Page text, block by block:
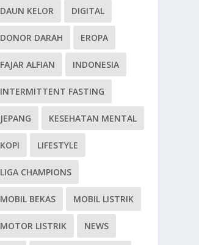
DAUN KELOR DIGITAL
DONOR DARAH EROPA
FAJAR ALFIAN INDONESIA
INTERMITTENT FASTING
JEPANG KESEHATAN MENTAL
KOPI LIFESTYLE
LIGA CHAMPIONS
MOBIL BEKAS MOBIL LISTRIK
MOTOR LISTRIK NEWS